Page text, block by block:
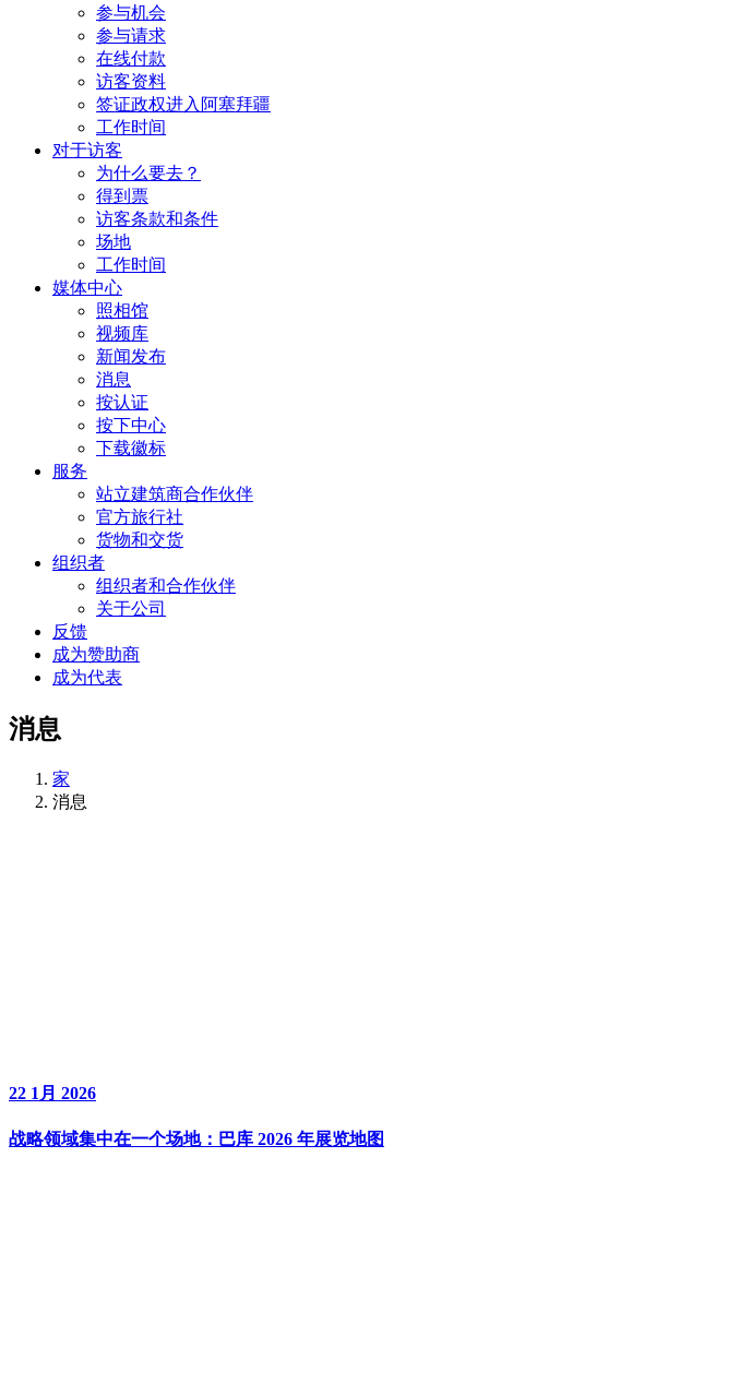
参与机会
参与请求
在线付款
访客资料
签证政权进入阿塞拜疆
工作时间
对于访客
为什么要去？
得到票
访客条款和条件
场地
工作时间
媒体中心
照相馆
视频库
新闻发布
消息
按认证
按下中心
下载徽标
服务
站立建筑商合作伙伴
官方旅行社
货物和交货
组织者
组织者和合作伙伴
关于公司
反馈
成为赞助商
成为代表
消息
家
消息
22 1月 2026
战略领域集中在一个场地：巴库 2026 年展览地图